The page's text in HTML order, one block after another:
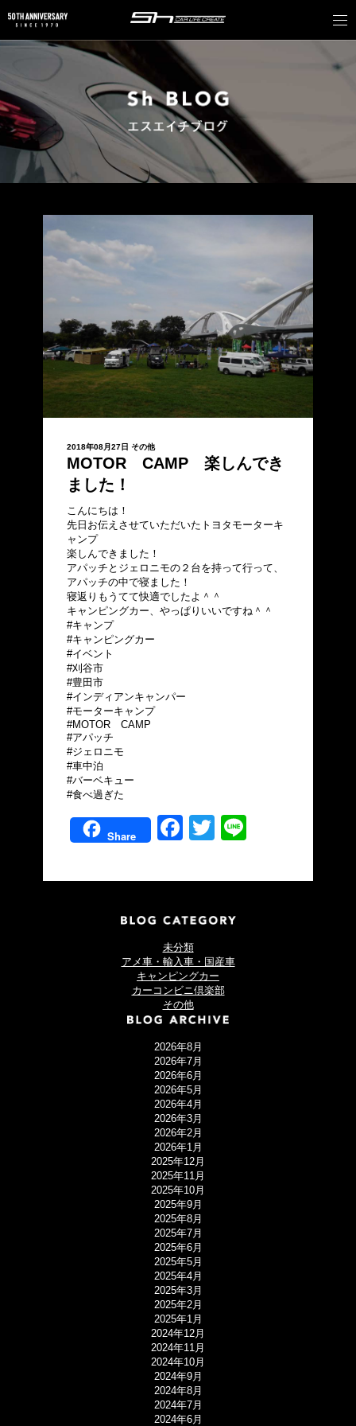
2018年08月27日 その他
MOTOR CAMP 楽しんでき
ました！
こんにちは！
先日お伝えさせていただいたトヨタモーターキ
ャンプ
楽しんできました！
アパッチとジェロニモの２台を持って行って、
アパッチの中で寝ました！
寝返りもうてて快適でしたよ＾＾
キャンピングカー、やっぱりいいですね＾＾
#キャンプ
#キャンピングカー
#イベント
#刈谷市
#豊田市
#インディアンキャンパー
#モーターキャンプ
#MOTOR CAMP
#アパッチ
#ジェロニモ
#車中泊
#バーベキュー
#食べ過ぎた
Share
FacebookTwitter
未分類
アメ車・輸入車・国産車
キャンピングカー
カーコンビニ倶楽部
その他
2026年8月
2026年7月
2026年6月
2026年5月
2026年4月
2026年3月
2026年2月
2026年1月
2025年12月
2025年11月
2025年10月
2025年9月
2025年8月
2025年7月
2025年6月
2025年5月
2025年4月
2025年3月
2025年2月
2025年1月
2024年12月
2024年11月
2024年10月
2024年9月
2024年8月
2024年7月
2024年6月